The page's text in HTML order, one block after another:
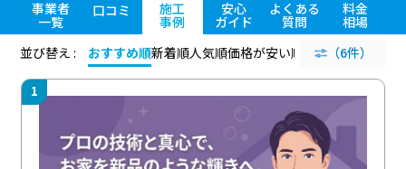
事業者
一覧
口コミ 施工
事例
安心
ガイド
よくある
質問
料金
相場
並び替え :
おすすめ順新着順人気順価格が安い順 評価が高い順
（6件）
1